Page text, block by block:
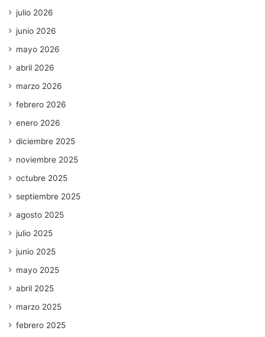
julio 2026
junio 2026
mayo 2026
abril 2026
marzo 2026
febrero 2026
enero 2026
diciembre 2025
noviembre 2025
octubre 2025
septiembre 2025
agosto 2025
julio 2025
junio 2025
mayo 2025
abril 2025
marzo 2025
febrero 2025